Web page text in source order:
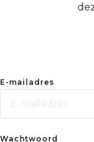
E-mailadres
Wachtwoord